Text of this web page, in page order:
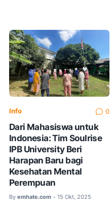
Info 0
Dari Mahasiswa untuk
Indonesia: Tim Soulrise
IPB University Beri
Harapan Baru bagi
Kesehatan Mental
Perempuan
By emhate.com • 15 Okt, 2025